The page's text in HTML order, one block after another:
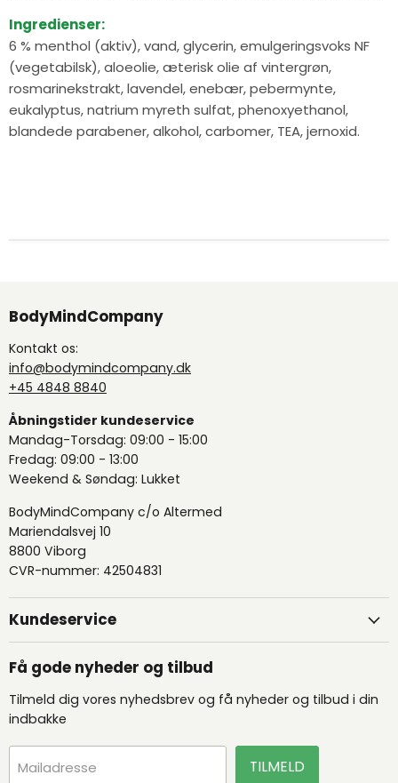
Ingredienser:
6 % menthol (aktiv), vand, glycerin, emulgeringsvoks NF
(vegetabilsk), aloeolie, æterisk olie af vintergrøn,
rosmarinekstrakt, lavendel, enebær, pebermynte,
eukalyptus, natrium myreth sulfat, phenoxyethanol,
blandede parabener, alkohol, carbomer, TEA, jernoxid.
BodyMindCompany
Kontakt os:
info@bodymindcompany.dk
+45 4848 8840
Åbningstider kundeservice
Mandag-Torsdag: 09:00 - 15:00
Fredag: 09:00 - 13:00
Weekend & Søndag: Lukket
BodyMindCompany c/o Altermed
Mariendalsvej 10
8800 Viborg
CVR-nummer: 42504831
Kundeservice
Få gode nyheder og tilbud
Tilmeld dig vores nyhedsbrev og få nyheder og tilbud i din
indbakke
Mailadresse TILMELD